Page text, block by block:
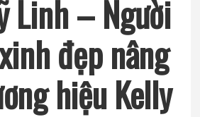
Linh – Người
đẹp nâng
hiệu Kelly